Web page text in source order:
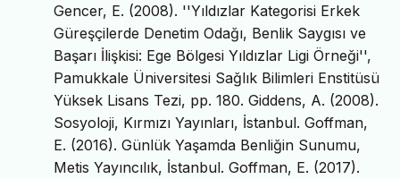
Gencer, E. (2008). ''Yıldızlar Kategorisi Erkek
Güreşçilerde Denetim Odağı, Benlik Saygısı ve
Başarı İlişkisi: Ege Bölgesi Yıldızlar Ligi Örneği'',
Pamukkale Üniversitesi Sağlık Bilimleri Enstitüsü
Yüksek Lisans Tezi, pp. 180. Giddens, A. (2008).
Sosyoloji, Kırmızı Yayınları, İstanbul. Goffman,
E. (2016). Günlük Yaşamda Benliğin Sunumu,
Metis Yayıncılık, İstanbul. Goffman, E. (2017).